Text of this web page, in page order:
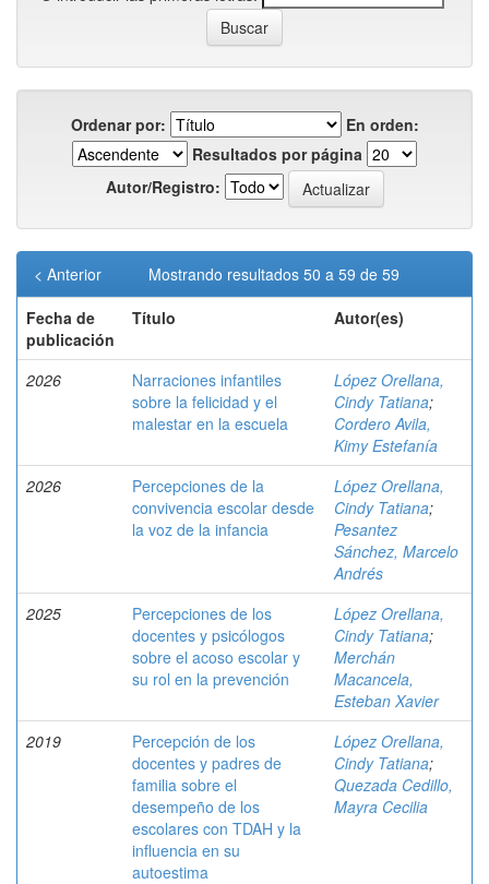
Ordenar por:
En orden:
Resultados por página
Autor/Registro:
Mostrando resultados 50 a 59 de 59
< Anterior
Fecha de
publicación
Título Autor(es)
2026
Narraciones infantiles
sobre la felicidad y el
malestar en la escuela
López Orellana,
Cindy Tatiana;
Cordero Avila,
Kimy Estefanía
2026
Percepciones de la
convivencia escolar desde
la voz de la infancia
López Orellana,
Cindy Tatiana;
Pesantez
Sánchez, Marcelo
Andrés
2025
Percepciones de los
docentes y psicólogos
sobre el acoso escolar y
su rol en la prevención
López Orellana,
Cindy Tatiana;
Merchán
Macancela,
Esteban Xavier
2019
Percepción de los
docentes y padres de
familia sobre el
desempeño de los
escolares con TDAH y la
influencia en su
autoestima
López Orellana,
Cindy Tatiana;
Quezada Cedillo,
Mayra Cecilia